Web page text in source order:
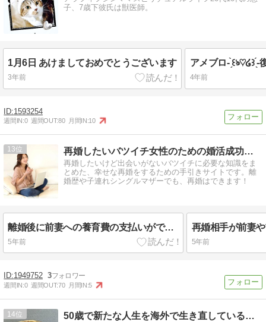
子、7歳下彼氏は獣医師。
1月6日 あけましておめでとうございます
3年前
アメブロ- ̗̀꒰ঌ♡໒꒱
4年前
1593254
週間IN:0 週間OUT:80 月間IN:10
13 再婚したいバツイチ女性のための婚活成功の秘訣
再婚したいけど出会いがないバツイチに必要な知識をま
とめた、幸せな再婚をするための手引きサイトです。離
婚歴や子連れシングルマザーでも、再婚はできます！
離婚後に前妻への養育費の支払いができない時の対処法
5年前 5年前
1949752 3
週間IN:0 週間OUT:70 月間IN:5
14 50歳で新たな人生を海外で生き直しているブログ